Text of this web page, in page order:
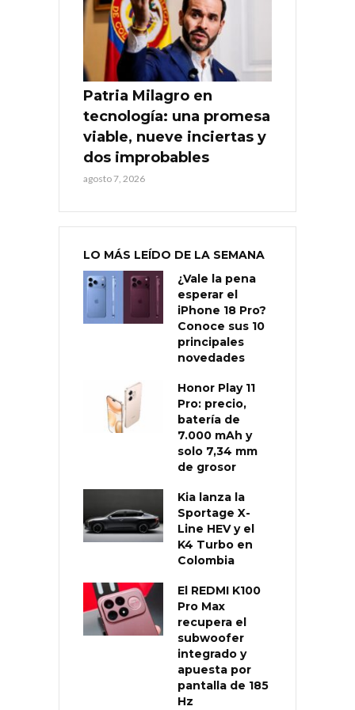
Patria Milagro en
tecnología: una promesa
viable, nueve inciertas y
dos improbables
agosto 7, 2026
LO MÁS LEÍDO DE LA SEMANA
¿Vale la pena
esperar el
iPhone 18 Pro?
Conoce sus 10
principales
novedades
Honor Play 11
Pro: precio,
batería de
7.000 mAh y
solo 7,34 mm
de grosor
Kia lanza la
Sportage X-
Line HEV y el
K4 Turbo en
Colombia
El REDMI K100
Pro Max
recupera el
subwoofer
integrado y
apuesta por
pantalla de 185
Hz